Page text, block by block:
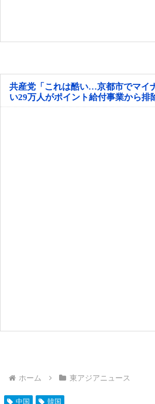
共産党「これは酷い…京都市でマイ
い29万人がポイント給付事業から排
ホーム 東アジアニュース
中国 韓国